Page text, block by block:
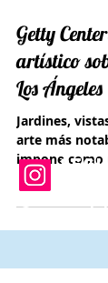
Getty
artístico
Los Ángeles
Jardines,
arte más
impone como
Ángeles.